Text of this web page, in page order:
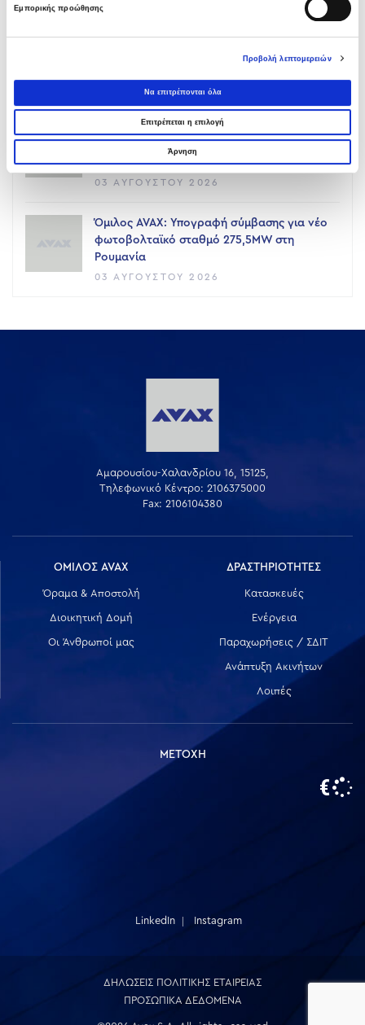
Εμπορικής προώθησης
Προβολή λεπτομερειών
Να επιτρέπονται όλα
Επιτρέπεται η επιλογή
Άρνηση
05 ΑΥΓΟΎΣΤΟΥ 2026
03 ΑΥΓΟΎΣΤΟΥ 2026
Όμιλος AVAX: Νέα σύμβαση με το ΑΝΑΤΟΛΙΑ
για κτίριο 4.500 τμ που συμβάλλει στην
ακαδημαϊκή αναβάθμιση της Θεσσαλονίκης
03 ΑΥΓΟΎΣΤΟΥ 2026
Όμιλος AVAX: Υπογραφή σύμβασης για νέο
φωτοβολταϊκό σταθμό 275,5MW στη
Ρουμανία
03 ΑΥΓΟΎΣΤΟΥ 2026
Αμαρουσίου-Χαλανδρίου 16, 15125,
Τηλεφωνικό Κέντρο: 2106375000
Fax: 2106104380
ΟΜΙΛΟΣ AVAX
Όραμα & Αποστολή
Διοικητική Δομή
Οι Άνθρωποί μας
ΔΡΑΣΤΗΡΙΟΤΗΤΕΣ
Κατασκευές
Ενέργεια
Παραχωρήσεις / ΣΔΙΤ
Ανάπτυξη Ακινήτων
Λοιπές
ΜΕΤΟΧΗ
LinkedIn Instagram
ΔΗΛΩΣΕΙΣ ΠΟΛΙΤΙΚΗΣ ΕΤΑΙΡΕΙΑΣ
ΠΡΟΣΩΠΙΚΑ ΔΕΔΟΜΕΝΑ